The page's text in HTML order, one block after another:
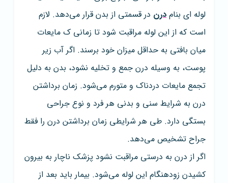
لوله ای بنام درن در قسمتی از بدن قرار می‌دهد. لازم
است که از این لوله مراقبت شود تا زمانی ک مایعات
میان بافتی به حداقل میزان خود برسند. اگر آب زیر
پوست، به وسیله درن جمع و تخلیه نشود، بدن به دلیل
تجمع مایعات دردناک و متورم می‌شود. زمان برداشتن
درن به شرایط سنی و بدنی هر فرد و نوع جراحی
بستگی دارد. طی هر شرایطی زمان برداشتن درن را فقط
جراح تشخیص می‌دهد.
اگر از درن به درستی مراقبت نشود پزشک ناچار به بیرون
کشیدن زودهنگام این لوله می‌شود. بیمار باید بعد از